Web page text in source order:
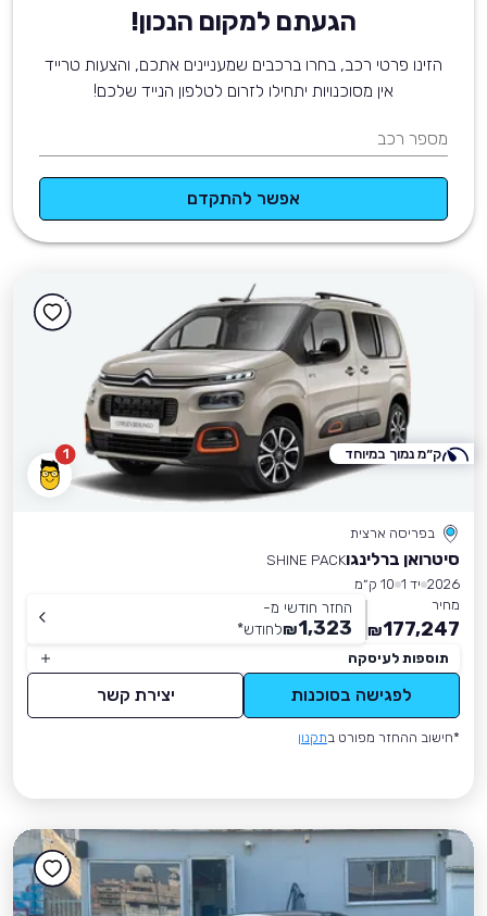
הגעתם למקום הנכון!
הזינו פרטי רכב, בחרו ברכבים שמעניינים אתכם, והצעות טרייד
אין מסוכנויות יתחילו לזרום לטלפון הנייד שלכם!
מספר רכב
אפשר להתקדם
1
בפריסה ארצית
סיטרואן ברלינגוSHINE PACK
2026 יד 1
10 ק״מ
מחיר
177,247
₪
החזר חודשי מ-
1,323
₪לחודש*
תוספות לעיסקה
לפגישה בסוכנות יצירת קשר
*חישוב ההחזר מפורט בתקנון
ק״מ נמוך במיוחד